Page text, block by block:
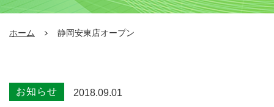
ホーム 静岡安東店オープン
お知らせ 2018.09.01